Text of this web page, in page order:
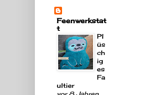
Feenwerkstat
t
Pl
üs
ch
ig
es
Fa
ultier
vor 8 Jahren